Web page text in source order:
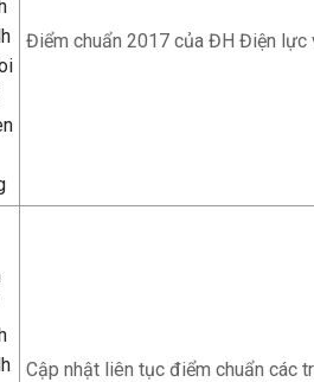
Điểm chuẩn 2017 của ĐH Điện lực
Cập nhật liên tục điểm chuẩn các